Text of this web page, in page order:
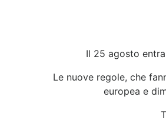
Il 25 agosto
Le nuove regole, che
europea e